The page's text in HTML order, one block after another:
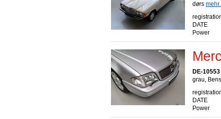
dørs
DATE
Power
DE-
grau,
DATE
Power